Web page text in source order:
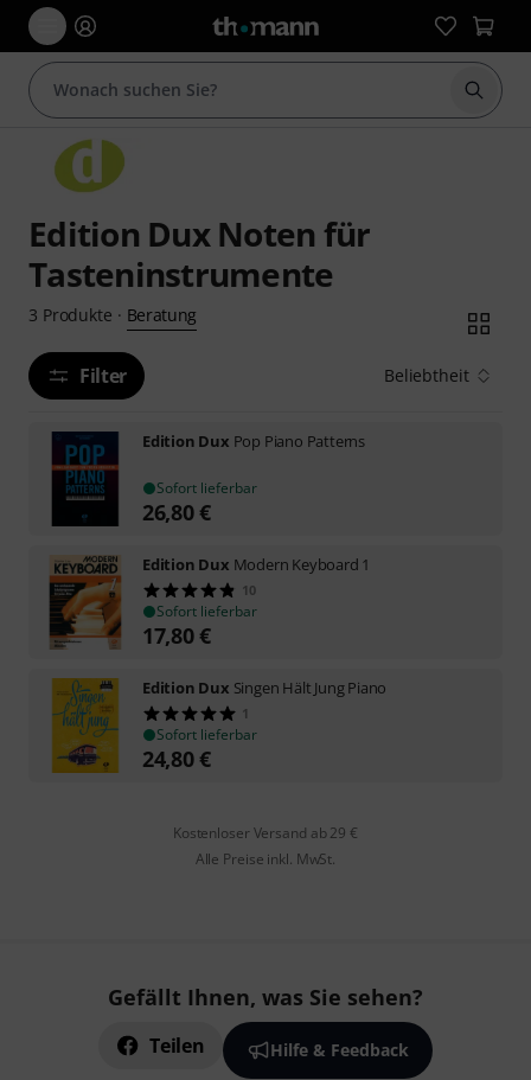
Suche
Edition Dux Noten für
Tasteninstrumente
3 Produkte · Beratung
Filter Beliebtheit
Edition Dux Pop Piano Patterns
Sofort lieferbar
26,80€
Edition Dux Modern Keyboard 1
10
Sofort lieferbar
17,80€
Edition Dux Singen Hält Jung Piano
1
Sofort lieferbar
24,80€
Kostenloser Versand ab 29 €
Alle Preise inkl. MwSt.
Gefällt Ihnen, was Sie sehen?
Teilen Hilfe & Feedback